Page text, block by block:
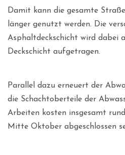
Damit kann die gesamte
länger genutzt werden. Die
Asphaltdeckschicht wird dabei
Deckschicht aufgetragen.
Parallel dazu erneuert der
die Schachtoberteile der
Arbeiten kosten insgesamt
Mitte Oktober abgeschlossen